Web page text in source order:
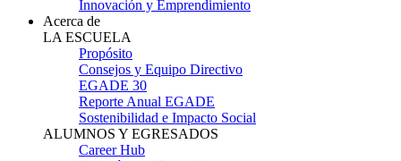
Innovación y Emprendimiento
Acerca de
LA ESCUELA
Propósito
Consejos y Equipo Directivo
EGADE 30
Reporte Anual EGADE
Sostenibilidad e Impacto Social
ALUMNOS Y EGRESADOS
Career Hub